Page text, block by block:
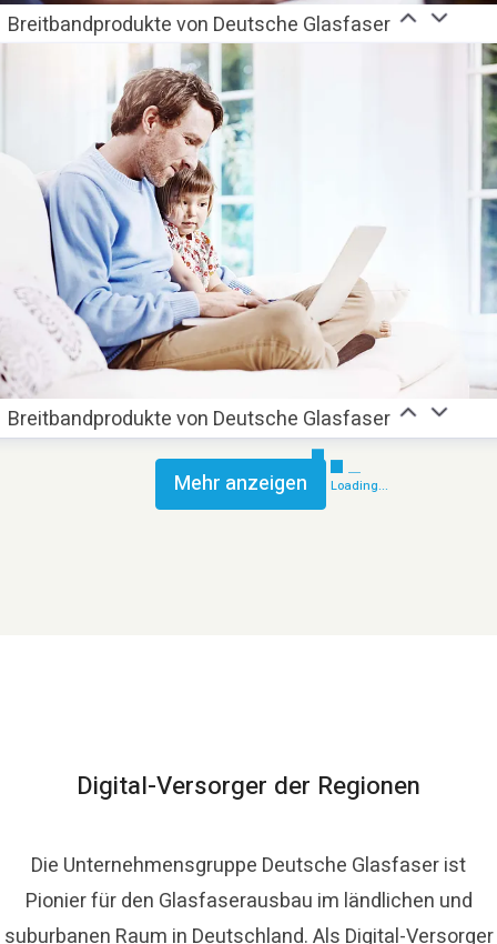
Breitbandprodukte von Deutsche Glasfaser
Breitbandprodukte von Deutsche Glasfaser
Mehr anzeigen Loading...
Digital-Versorger der Regionen
Die Unternehmensgruppe Deutsche Glasfaser ist
Pionier für den Glasfaserausbau im ländlichen und
suburbanen Raum in Deutschland. Als Digital-Versorger